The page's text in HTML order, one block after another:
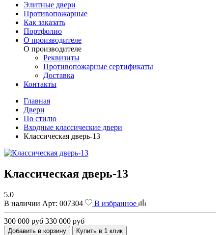
Элитные двери
Противопожарные
Как заказать
Портфолио
О производителе
О производителе
Реквизиты
Противопожарные сертификаты
Доставка
Контакты
Главная
Двери
По стилю
Входные классические двери
Классическая дверь-13
Классическая дверь-13
5.0
В наличии Арт: 007304 В избранное
300 000 руб 330 000 руб
Добавить в корзину Купить в 1 клик